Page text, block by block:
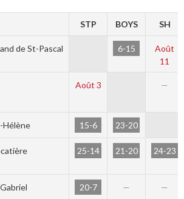
STP BOYS SH
de St-Pascal 6-15
Août
11
Août 3 —
Hélène 15-6 23-20
25-14 21-20 24-23
20-7 — —